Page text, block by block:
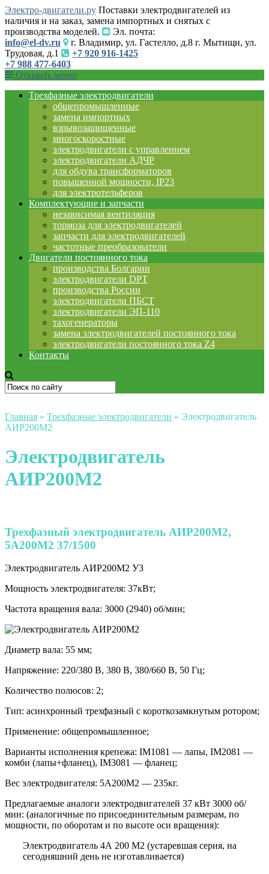
Электро-двигатели.ру Поставки электродвигателей из
наличия и на заказ, замена импортных и снятых с
производства моделей.
Эл. почта:
info@el-dv.ru
г. Владимир, ул. Гастелло, д.8 г. Мытищи, ул.
Трудовая, д.1
+7 920 916-1425
+7 988 477-6403
Открыть меню
Трехфазные электродвигатели
общепромышленные
замена импортных
взрывозащищенные
многоскоростные
электродвигатели с управлением
электродвигатели АДЧР
для обдува трансформаторов
повышенной мощности, IP23
для электротельферов
Комплектующие и запчасти
независимая вентиляция
тормоза для электродвигателей
запчасти для электродвигателей
частотные преобразователи
Двигатели постоянного тока
производства Болгарии
электродвигатели DPT
производства России
электродвигатели ПБСТ
электродвигатели ЭП-110
тахогенераторы
замена электродвигателей постоянного тока
электродвигатели постоянного тока Z4
Контакты
Главная » Трехфазные электродвигатели » Электродвигатель
АИР200М2
Электродвигатель
АИР200М2
Трехфазный электродвигатель АИР200М2,
5А200М2 37/1500
Электродвигатель АИР200М2 У3
Мощность электродвигателя: 37кВт;
Частота вращения вала: 3000 (2940) об/мин;
Диаметр вала: 55 мм;
Напряжение: 220/380 В, 380 В, 380/660 В, 50 Гц;
Количество полюсов: 2;
Тип: асинхронный трехфазный с короткозамкнутым ротором;
Применение: общепромышленное;
Варианты исполнения крепежа: IM1081 — лапы, IM2081 —
комби (лапы+фланец), IM3081 — фланец;
Вес электродвигателя: 5A200М2 — 235кг.
Предлагаемые аналоги электродвигателей 37 кВт 3000 об/
мин: (аналогичные по присоединительным размерам, по
мощности, по оборотам и по высоте оси вращения):
Электродвигатель 4А 200 М2 (устаревшая серия, на
сегодняшний день не изготавливается)